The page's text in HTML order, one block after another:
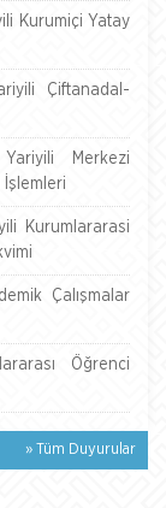
Kurumiçi Yatay
Çiftanadal-
Merkezi
Kurumlararasi
Çalışmalar
Öğrenci
» Tüm Duyurular